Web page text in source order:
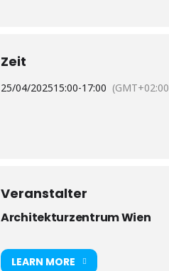
Zeit
25/04/202515:00-17:00
Veranstalter
Architekturzentrum Wien
LEARN MORE